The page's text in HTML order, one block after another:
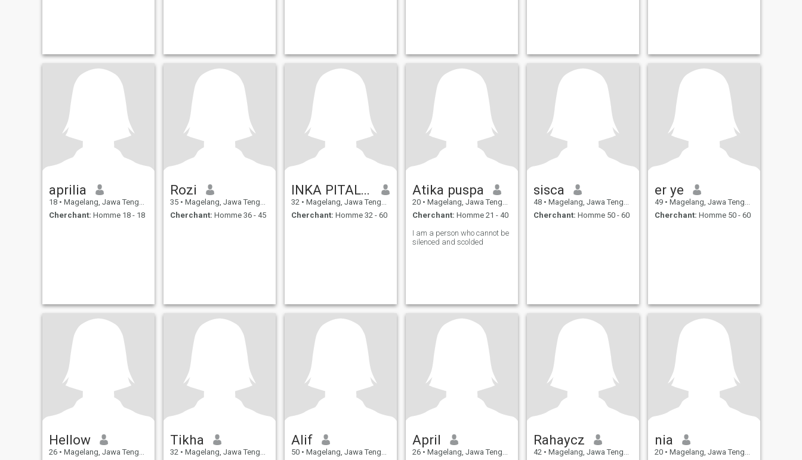
aprilia
18 • Magelang, Jawa Tengah, Indonésie
Cherchant: Homme 18 - 18
Rozi
35 • Magelang, Jawa Tengah, Indonésie
Cherchant: Homme 36 - 45
INKA PITALOKA
32 • Magelang, Jawa Tengah, Indonésie
Cherchant: Homme 32 - 60
Atika puspa
20 • Magelang, Jawa Tengah, Indonésie
Cherchant: Homme 21 - 40
I am a person who cannot be
silenced and scolded
sisca
48 • Magelang, Jawa Tengah, Indonésie
Cherchant: Homme 50 - 60
er ye
49 • Magelang, Jawa Tengah, Indonésie
Cherchant: Homme 50 - 60
Hellow
26 • Magelang, Jawa Tengah, Indonésie
Tikha
32 • Magelang, Jawa Tengah, Indonésie
Alif
50 • Magelang, Jawa Tengah, Indonésie
April
26 • Magelang, Jawa Tengah, Indonésie
Rahaycz
42 • Magelang, Jawa Tengah, Indonésie
nia
20 • Magelang, Jawa Tengah, Indonésie